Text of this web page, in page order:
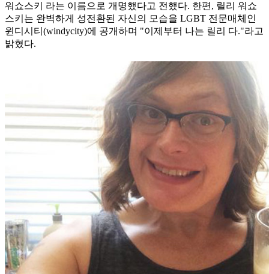
워쇼스키 라는 이름으로 개명했다고 전했다. 한편, 릴리 워쇼
스키는 완벽하게 성전환된 자신의 모습을 LGBT 전문매체인
윈디시티(windycity)에 공개하며 "이제부터 나는 릴리 다."라고
밝혔다.